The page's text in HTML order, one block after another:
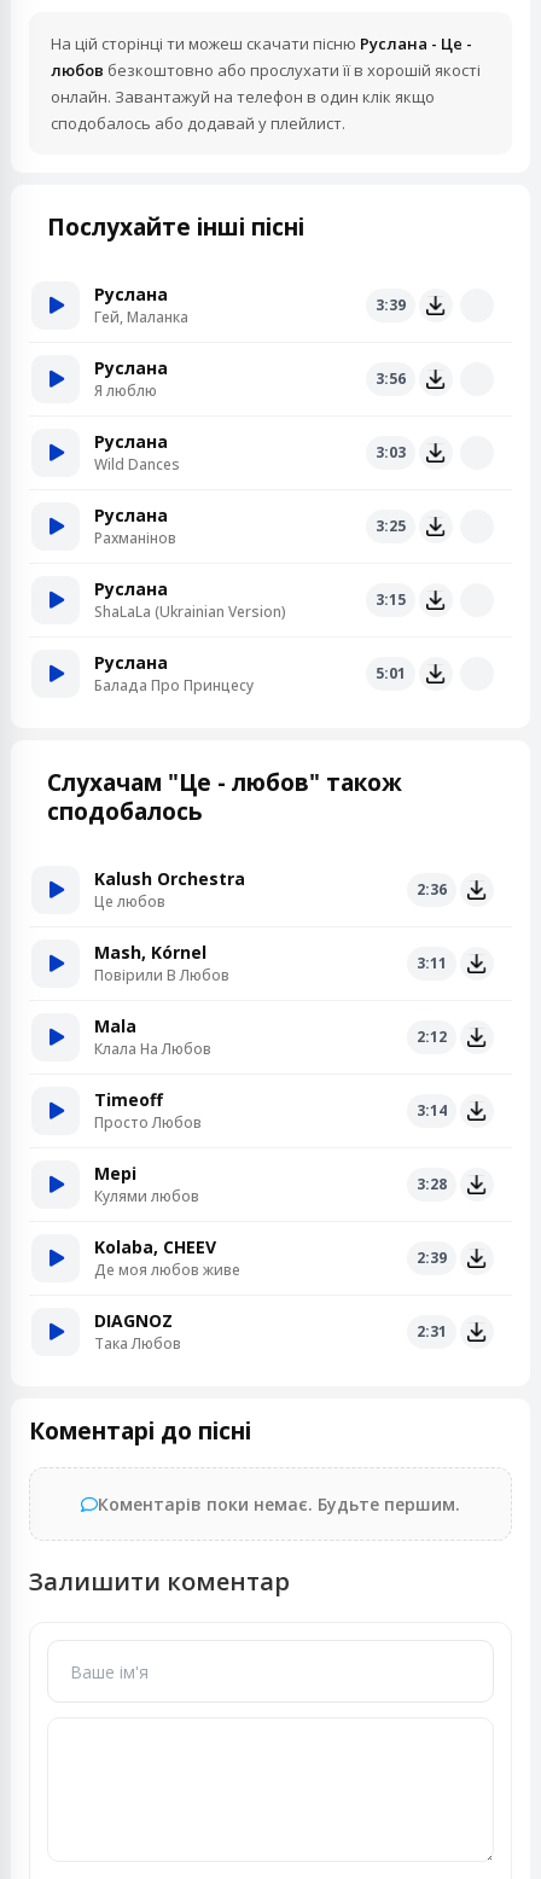
На цій сторінці ти можеш скачати пісню Руслана - Це -
любов безкоштовно або прослухати її в хорошій якості
онлайн. Завантажуй на телефон в один клік якщо
сподобалось або додавай у плейлист.
Послухайте інші пісні
Руслана
Гей, Маланка
3:39
Руслана
Я люблю
3:56
Руслана
Wild Dances
3:03
Руслана
Рахманінов
3:25
Руслана
ShaLaLa (Ukrainian Version)
3:15
Руслана
Балада Про Принцесу
5:01
Слухачам "Це - любов" також
сподобалось
Kalush Orchestra
Це любов
2:36
Mash, Kórnel
Повірили В Любов
3:11
Mala
Клала На Любов
2:12
Timeoff
Просто Любов
3:14
Мері
Кулями любов
3:28
Kolaba, CHEEV
Де моя любов живе
2:39
DIAGNOZ
Така Любов
2:31
Коментарі до пісні
Коментарів поки немає. Будьте першим.
Залишити коментар